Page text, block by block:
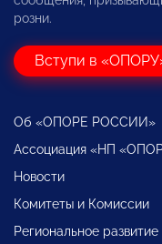
розни.
Вступи в
Об «ОПОРЕ РОССИИ»
Ассоциация «НП
Новости
Комитеты и Комиссии
Региональное развитие